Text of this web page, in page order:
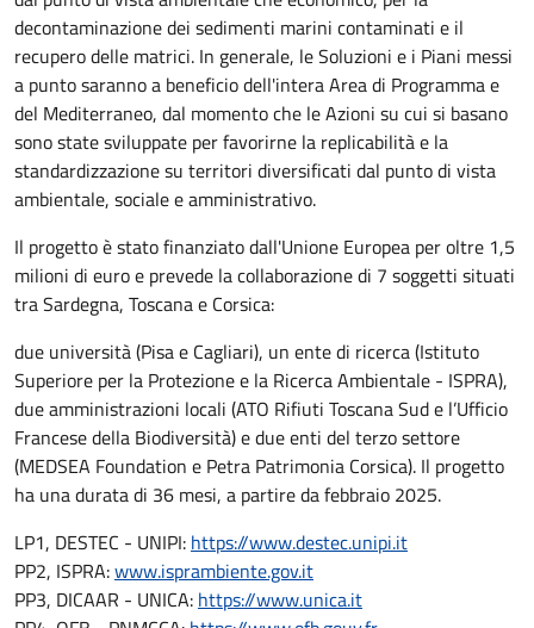
decontaminazione dei sedimenti marini contaminati e il
recupero delle matrici. In generale, le Soluzioni e i Piani messi
a punto saranno a beneficio dell'intera Area di Programma e
del Mediterraneo, dal momento che le Azioni su cui si basano
sono state sviluppate per favorirne la replicabilità e la
standardizzazione su territori diversificati dal punto di vista
ambientale, sociale e amministrativo.
Il progetto è stato finanziato dall'Unione Europea per oltre 1,5
milioni di euro e prevede la collaborazione di 7 soggetti situati
tra Sardegna, Toscana e Corsica:
due università (Pisa e Cagliari), un ente di ricerca (Istituto
Superiore per la Protezione e la Ricerca Ambientale - ISPRA),
due amministrazioni locali (ATO Rifiuti Toscana Sud e l’Ufficio
Francese della Biodiversità) e due enti del terzo settore
(MEDSEA Foundation e Petra Patrimonia Corsica). Il progetto
ha una durata di 36 mesi, a partire da febbraio 2025.
LP1, DESTEC - UNIPI: https://www.destec.unipi.it
PP2, ISPRA:www.isprambiente.gov.it
PP3, DICAAR - UNICA: https://www.unica.it